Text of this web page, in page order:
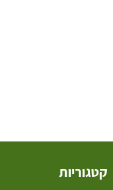
קטגוריות